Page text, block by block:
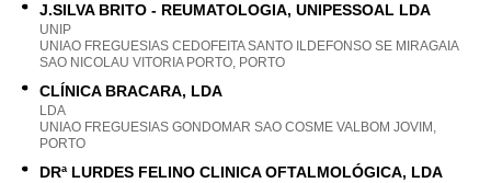
J.SILVA BRITO - REUMATOLOGIA, UNIPESSOAL LDA
UNIP
UNIAO FREGUESIAS CEDOFEITA SANTO ILDEFONSO SE MIRAGAIA
SAO NICOLAU VITORIA PORTO, PORTO
CLÍNICA BRACARA, LDA
LDA
UNIAO FREGUESIAS GONDOMAR SAO COSME VALBOM JOVIM,
PORTO
DRª LURDES FELINO CLINICA OFTALMOLÓGICA, LDA